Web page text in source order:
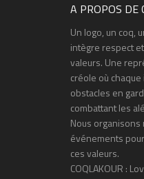
A PROPOS DE
Un logo, un coq,
intègre respect
valeurs. Une
créole où
obstacles en
combattant les
Nous
événements
ces valeurs.
COQLAKOUR :